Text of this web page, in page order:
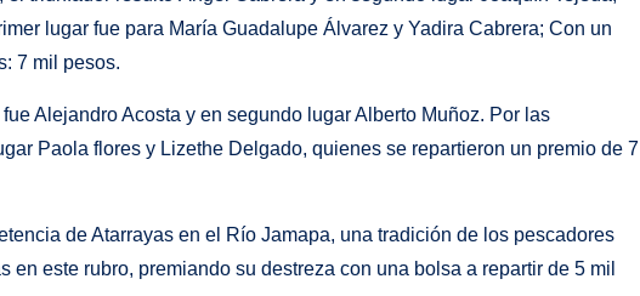
lugar fue para María Guadalupe Álvarez y Yadira Cabrera; Con un
7 mil pesos.
Alejandro Acosta y en segundo lugar Alberto Muñoz. Por las
Paola flores y Lizethe Delgado, quienes se repartieron un premio de 7
de Atarrayas en el Río Jamapa, una tradición de los pescadores
en este rubro, premiando su destreza con una bolsa a repartir de 5 mil